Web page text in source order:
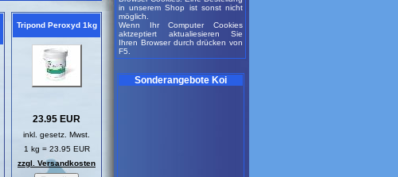
Tripond Peroxyd 1kg
23.95 EUR
inkl. gesetz. Mwst.
1 kg = 23.95 EUR
zzgl. Versandkosten
in unserem Shop ist sonst nicht
möglich.
Wenn Ihr Computer Cookies
aktzeptiert aktualiesieren Sie
Ihren Browser durch drücken von
F5.
Sonderangebote Koi